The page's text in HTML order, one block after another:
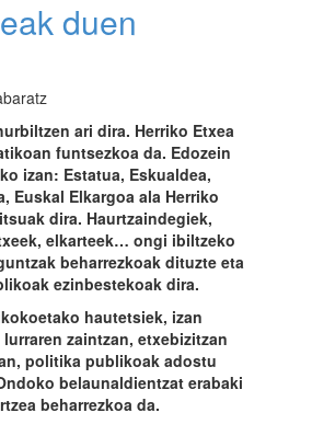
duen
ari dira. Herriko Etxea
funtsezkoa da. Edozein
izan: Estatua, Eskualdea,
Euskal Elkargoa ala Herriko
dira. Haurtzaindegiek,
elkarteek… ongi ibiltzeko
beharrezkoak dituzte eta
ezinbestekoak dira.
hautetsiek, izan
zaintzan, etxebizitzan
politika publikoak adostu
belaunaldientzat erabaki
beharrezkoa da.